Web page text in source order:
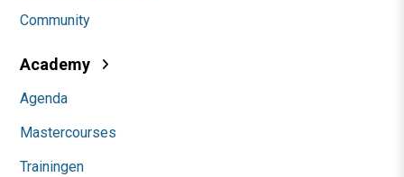
Community
Academy
Agenda
Mastercourses
Trainingen